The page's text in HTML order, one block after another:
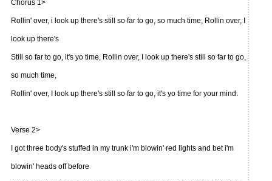
Chorus 1>
Rollin' over, i look up there's still so far to go, so much time, Rollin over, I
look up there's
Still so far to go, it's yo time, Rollin over, I look up there's still so far to go,
so much time,
Rollin' over, I look up there's still so far to go, it's yo time for your mind.
Verse 2>
I got three body's stuffed in my trunk i'm blowin' red lights and bet i'm
blowin' heads off before